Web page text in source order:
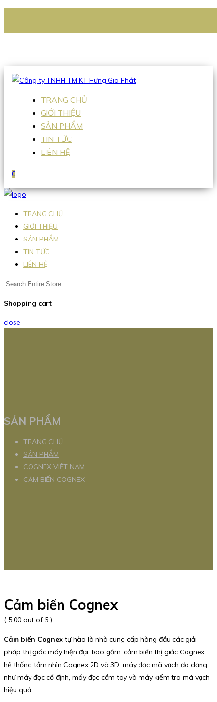
Hotline:0938 336 079
TRANG CHỦ
GIỚI THIỆU
SẢN PHẨM
TIN TỨC
LIÊN HỆ
0
TRANG CHỦ
GIỚI THIỆU
SẢN PHẨM
TIN TỨC
LIÊN HỆ
Shopping cart
close
SẢN PHẨM
TRANG CHỦ
SẢN PHẨM
COGNEX VIỆT NAM
CẢM BIẾN COGNEX
Cảm biến Cognex
( 5.00 out of 5 )
Cảm biến Cognex tự hào là nhà cung cấp hàng đầu các giải
pháp thị giác máy hiện đại, bao gồm: cảm biến thị giác Cognex,
hệ thống tầm nhìn Cognex 2D và 3D, máy đọc mã vạch đa dạng
như máy đọc cố định, máy đọc cầm tay và máy kiểm tra mã vạch
hiệu quả.